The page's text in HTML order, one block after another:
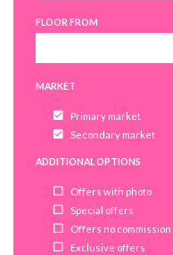
6FLOOR FROM
MARKET
Primary market
Secondary market
ADDITIONAL OPTIONS
Offers with photo
Special offers
Offers no commission
Exclusive offers